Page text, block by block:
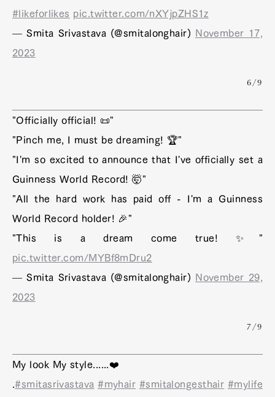
#likeforlikes pic.twitter.com/nXYjpZHS1z
— Smita Srivastava (@smitalonghair)
November 17,
2023
6/9
"Officially official! 📜"
"Pinch me, I must be dreaming! 🏆"
"I'm so excited to announce that I've officially set a
Guinness World Record! 🤯"
"All the hard work has paid off - I'm a Guinness
World Record holder! 🎉"
"This is a dream come true! ✨"
pic.twitter.com/MYBf8mDru2
— Smita Srivastava (@smitalonghair)
November 29,
2023
7/9
My look My style......❤️
.#smitasrivastava #myhair #smitalongesthair #mylife